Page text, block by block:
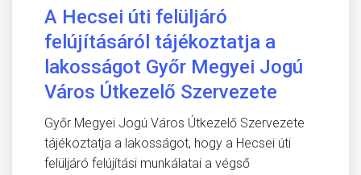
A Hecsei úti felüljáró
felújításáról tájékoztatja a
lakosságot Győr Megyei Jogú
Város Útkezelő Szervezete
Győr Megyei Jogú Város Útkezelő Szervezete
tájékoztatja a lakosságot, hogy a Hecsei úti
felüljáró felújítási munkálatai a végső